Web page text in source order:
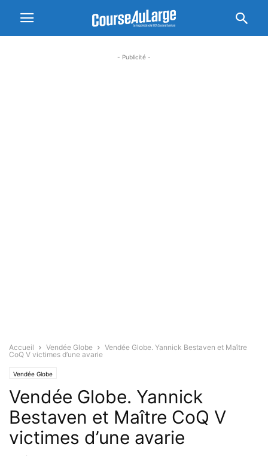
- Publicité -
Accueil Vendée Globe
Vendée Globe. Yannick Bestaven et Maître
CoQ V victimes d’une avarie
Vendée Globe
Vendée Globe. Yannick
Bestaven et Maître CoQ V
victimes d’une avarie